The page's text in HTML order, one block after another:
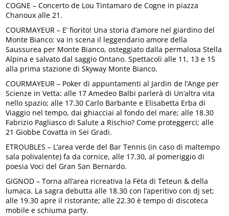
COGNE – Concerto de Lou Tintamaro de Cogne in piazza
Chanoux alle 21.
COURMAYEUR – E’ fiorito! Una storia d’amore nel giardino del
Monte Bianco: va in scena il leggendario amore della
Saussurea per Monte Bianco, osteggiato dalla permalosa Stella
Alpina e salvato dal saggio Ontano. Spettacoli alle 11, 13 e 15
alla prima stazione di Skyway Monte Bianco.
COURMAYEUR – Poker di appuntamenti al Jardin de l’Ange per
Scienze in Vetta: alle 17 Amedeo Balbi parlerà di Un’altra vita
nello spazio; alle 17.30 Carlo Barbante e Elisabetta Erba di
Viaggio nel tempo, dai ghiacciai al fondo del mare; alle 18.30
Fabrizio Pagliasco di Salute a Rischio? Come proteggerci; alle
21 Giobbe Covatta in Sei Gradi.
ETROUBLES – L’area verde del Bar Tennis (in caso di maltempo
sala polivalente) fa da cornice, alle 17.30, al pomeriggio di
poesia Voci del Gran San Bernardo.
GIGNOD – Torna all’area ricreativa la Fëta di Teteun & della
lumaca. La sagra debutta alle 18.30 con l’aperitivo con dj set;
alle 19.30 apre il ristorante; alle 22.30 è tempo di discoteca
mobile e schiuma party.